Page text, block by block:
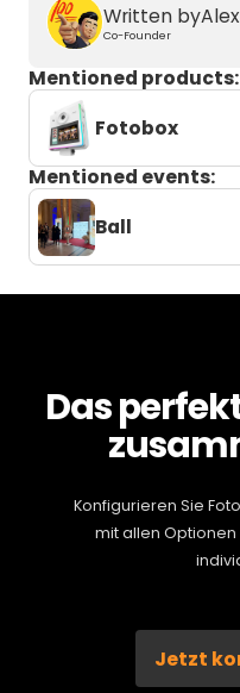
Written byAlex
Co-Founder
Mentioned products:
Fotobox
Mentioned events:
Ball
Das
Konfigurieren Sie
mit allen
Jetzt